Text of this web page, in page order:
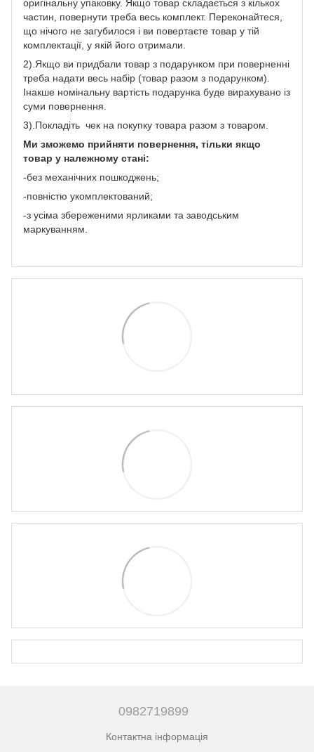
оригінальну упаковку. Якщо товар складається з кількох
частин, повернути треба весь комплект. Переконайтеся,
що нічого не загубилося і ви повертаєте товар у тій
комплектації, у якій його отримали.
2).Якщо ви придбали товар з подарунком при поверненні
треба надати весь набір (товар разом з подарунком).
Інакше номінальну вартість подарунка буде вирахувано із
суми повернення.
3).Покладіть чек на покупку товара разом з товаром.
Ми зможемо прийняти повернення, тільки якщо
товар у належному стані:
-без механічних пошкоджень;
-повністю укомплектований;
-з усіма збереженими ярликами та заводським
маркуванням.
0982719899
Контактна інформація